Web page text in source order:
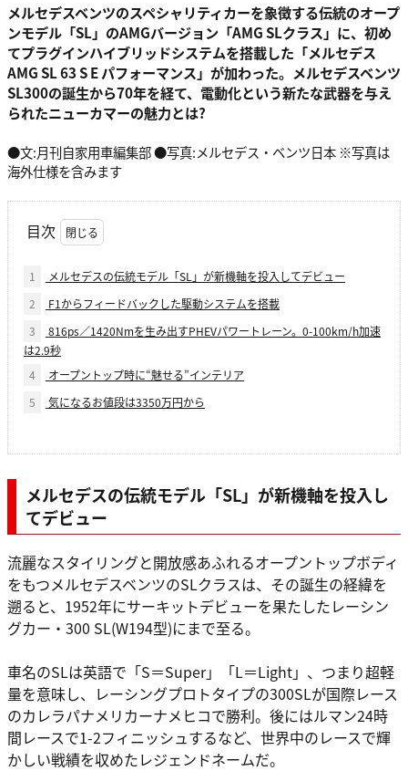
メルセデスベンツのスペシャリティカーを象徴する伝統のオープ
ンモデル「SL」のAMGバージョン「AMG SLクラス」に、初め
てプラグインハイブリッドシステムを搭載した「メルセデス
AMG SL 63 S E パフォーマンス」が加わった。メルセデスベンツ
SL300の誕生から70年を経て、電動化という新たな武器を与え
られたニューカマーの魅力とは?
●文:月刊自家用車編集部 ●写真:メルセデス・ベンツ日本 ※写真は
海外仕様を含みます
目次
1
メルセデスの伝統モデル「SL」が新機軸を投入してデビュー
2
F1からフィードバックした駆動システムを搭載
3
816ps／1420Nmを生み出すPHEVパワートレーン。0-100km/h加速
は2.9秒
4
オープントップ時に“魅せる”インテリア
5
気になるお値段は3350万円から
メルセデスの伝統モデル「SL」が新機軸を投入し
てデビュー
流麗なスタイリングと開放感あふれるオープントップボディ
をもつメルセデスベンツのSLクラスは、その誕生の経緯を
遡ると、1952年にサーキットデビューを果たしたレーシン
グカー・300 SL(W194型)にまで至る。
車名のSLは英語で「S＝Super」「L＝Light」、つまり超軽
量を意味し、レーシングプロトタイプの300SLが国際レース
のカレラパナメリカーナメヒコで勝利。後にはルマン24時
間レースで1-2フィニッシュするなど、世界中のレースで輝
かしい戦績を収めたレジェンドネームだ。